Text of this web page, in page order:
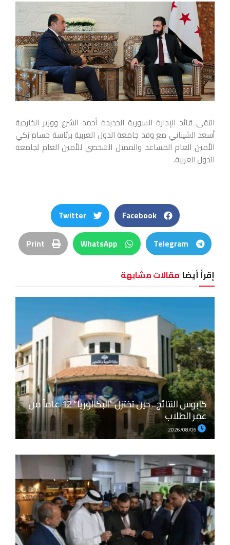
التقى قائد الإدارة السورية الجديدة أحمد الشرع ووزير الخارجية
أسعد الشيباني مع وفد جامعة الدول العربية برئاسة حسام زكي
الأمين العام المساعد والممثل الشخصي للأمين العام لجامعة
الدول العربية.
Facebook
Twitter
Telegram
WhatsApp
Print
إقرأ أيضا مقالات مشابهة
كابوس النتائج.. حين تختزل “البكالوريا” 12 عاماً من
عمر الطلاب